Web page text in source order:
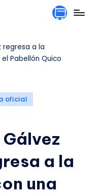
oficial
a la
una